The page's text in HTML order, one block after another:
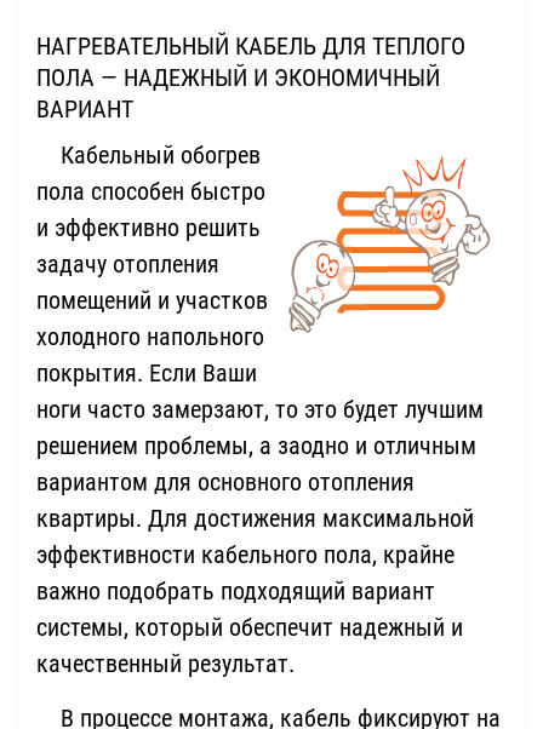
НАГРЕВАТЕЛЬНЫЙ КАБЕЛЬ ДЛЯ ТЕПЛОГО
ПОЛА — НАДЕЖНЫЙ И ЭКОНОМИЧНЫЙ
ВАРИАНТ
Кабельный обогрев
пола способен быстро
и эффективно решить
задачу отопления
помещений и участков
холодного напольного
покрытия. Если Ваши
ноги часто замерзают, то это будет лучшим
решением проблемы, а заодно и отличным
вариантом для основного отопления
квартиры. Для достижения максимальной
эффективности кабельного пола, крайне
важно подобрать подходящий вариант
системы, который обеспечит надежный и
качественный результат.
В процессе монтажа, кабель фиксируют на